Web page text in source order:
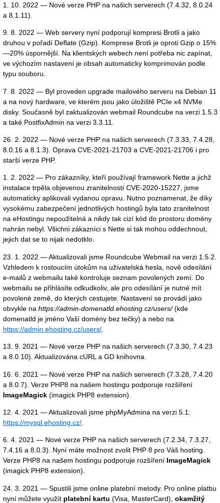
1. 10. 2022 — Nové verze PHP na našich serverech (7.4.32, 8.0.24
a 8.1.11).
9. 8. 2022 — Web servery nyní podporují kompresi Brotli a jako
druhou v pořadí Deflate (Gzip). Komprese Brotli je oproti Gzip o 15%
—20% úspornější. Na klientských webech není potřeba nic zapínat,
ve výchozím nastavení je obsah automaticky komprimován podle
typu souboru.
7. 8. 2022 — Byl proveden upgrade mailového serveru na Debian 11
a na nový hardware, ve kterém jsou jako úložiště PCIe x4 NVMe
disky. Současně byl zaktualizován webmail Roundcube na verzi 1.5.3
a také PostfixAdmin na verzi 3.3.11.
26. 2. 2022 — Nové verze PHP na našich serverech (7.3.33, 7.4.28,
8.0.16 a 8.1.3). Oprava CVE-2021-21703 a CVE-2021-21706 i pro
starší verze PHP.
1. 2. 2022 — Pro zákazníky, kteří používají framework Nette a jichž
instalace trpěla objevenou zranitelností CVE-2020-15227, jsme
automaticky aplikovali vydanou opravu. Nutno poznamenat, že díky
vysokému zabezpečení jednotlivých hostingů byla tato zranitelnost
na eHostingu nepoužitelná a nikdy tak cizí kód do prostoru domény
nahrán nebyl. Všichni zákazníci s Nette si tak mohou oddechnout,
jejich dat se to nijak nedotklo.
23. 1. 2022 — Aktualizovali jsme Roundcube Webmail na verzi 1.5.2.
Vzhledem k rostoucím útokům na uživatelská hesla, nově odesílání
e-mailů z webmailu také kontroluje seznam povolených zemí. Do
webmailu se přihlásíte odkudkoliv, ale pro odesílání je nutné mít
povolené země, do kterých cestujete. Nastavení se provádí jako
obvykle na https://admin-domenatld.ehosting.cz/users/(kde
domenatld je jméno Vaší domény bez tečky) a nebo na
https://admin.ehosting.cz/users/
13. 9. 2021 — Nové verze PHP na našich serverech (7.3.30, 7.4.23
a 8.0.10). Aktualizována cURL a GD knihovna.
16. 6. 2021 — Nové verze PHP na našich serverech (7.3.28, 7.4.20
a 8.0.7). Verze PHP8 na našem hostingu podporuje rozšíření
ImageMagick (imagick PHP8 extension).
12. 4. 2021 — Aktualizovali jsme phpMyAdmina na verzi 5.1:
https://mysql.ehosting.cz/
6. 4. 2021 — Nové verze PHP na našich serverech (7.2.34, 7.3.27,
7.4.16 a 8.0.3). Nyní máte možnost zvolit PHP 8 pro Váš hosting.
Verze PHP8 na našem hostingu podporuje rozšíření ImageMagick
(imagick PHP8 extension).
24. 3. 2021 — Spustili jsme online platební metody. Pro online platbu
nyní můžete využít platební kartu (Visa, MasterCard), okamžitý